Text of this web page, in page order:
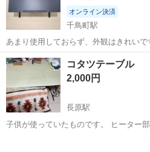
オンライン決済
千鳥町駅
あまり使用しておらず、外観はきれい
梱包せずそのままお渡しします 自動車
東京 大田区 千鳥町駅 テーブ
コタツテーブル
2,000円
長原駅
子供が使っていたものです。 ヒーター部分も薄いので、テーブルとし